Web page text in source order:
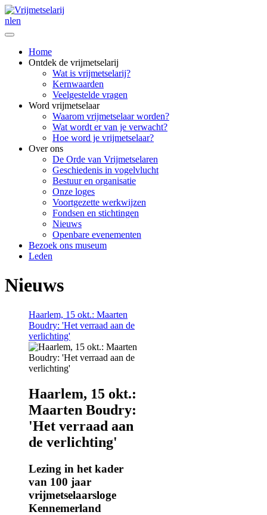
nlen
Home
Ontdek de vrijmetselarij
Wat is vrijmetselarij?
Kernwaarden
Veelgestelde vragen
Word vrijmetselaar
Waarom vrijmetselaar worden?
Wat wordt er van je verwacht?
Hoe word je vrijmetselaar?
Over ons
De Orde van Vrijmetselaren
Geschiedenis in vogelvlucht
Bestuur en organisatie
Onze loges
Voortgezette werkwijzen
Fondsen en stichtingen
Nieuws
Openbare evenementen
Bezoek ons museum
Leden
Nieuws
Haarlem, 15 okt.: Maarten
Boudry: 'Het verraad aan de
verlichting'
Haarlem, 15 okt.:
Maarten Boudry:
'Het verraad aan
de verlichting'
Lezing in het kader
van 100 jaar
vrijmetselaarsloge
Kennemerland